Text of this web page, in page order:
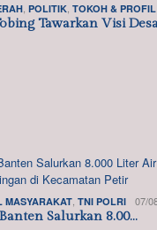
, POLITIK, TOKOH & PROFIL
Tawarkan Visi
MASYARAKAT TNI POLRI 07/
Salurkan 8.00…